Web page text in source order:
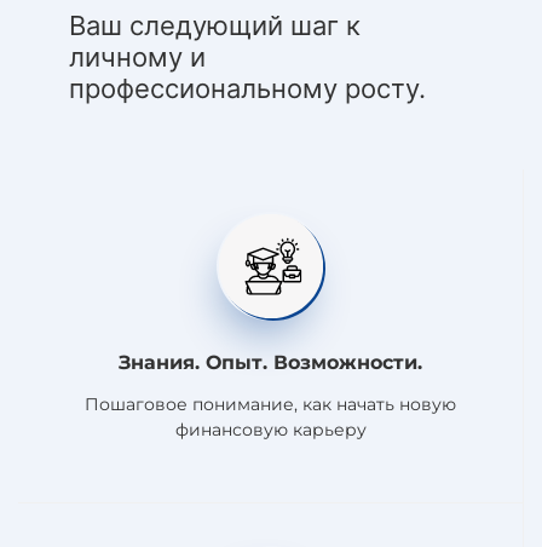
Ваш следующий шаг к
личному и
профессиональному росту.
Знания. Опыт. Возможности.
Пошаговое понимание, как начать новую
финансовую карьеру